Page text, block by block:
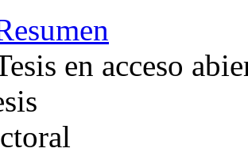
en acceso